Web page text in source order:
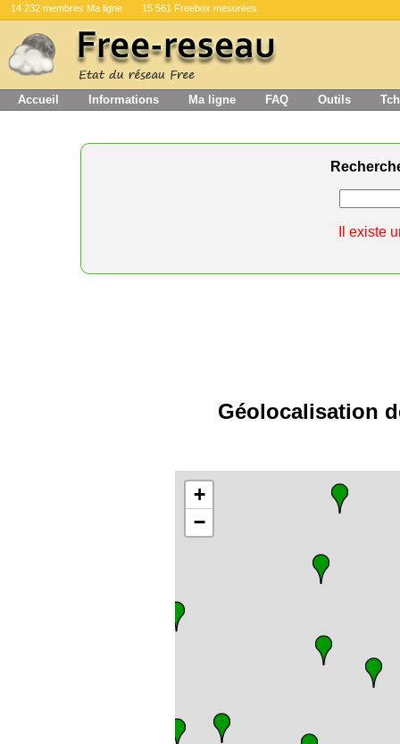
14 232 membres Ma ligne 15 561 Freebox mesurées
Accueil Informations Ma ligne FAQ Outils
Il existe
Géolocalisation
+
−